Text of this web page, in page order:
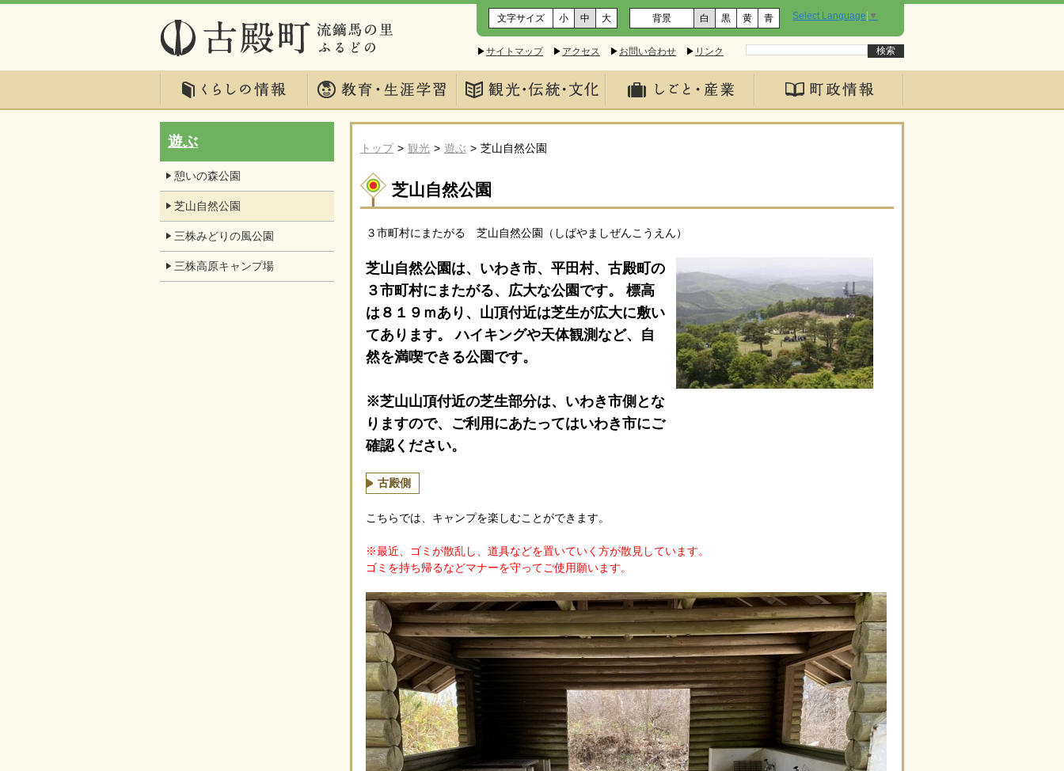
文字サイズ 小 中 大 背景 白 黒 黄 青 Select Language ▼
▶サイトマップ▶ アクセス ▶ お問い合わせ ▶ リンク
トップ 観光 遊ぶ 芝山自然公園
芝山自然公園
３市町村にまたがる 芝山自然公園（しばやましぜんこうえん）
芝山自然公園は、いわき市、平田村、古殿町の
３市町村にまたがる、広大な公園です。 標高
は８１９ｍあり、山頂付近は芝生が広大に敷い
てあります。 ハイキングや天体観測など、自
然を満喫できる公園です。
※芝山山頂付近の芝生部分は、いわき市側とな
りますので、ご利用にあたってはいわき市にご
確認ください。
古殿側
こちらでは、キャンプを楽しむことができます。
※最近、ゴミが散乱し、道具などを置いていく方が散見しています。
ゴミを持ち帰るなどマナーを守ってご使用願います。
遊ぶ
憩いの森公園
芝山自然公園
三株みどりの風公園
三株高原キャンプ場